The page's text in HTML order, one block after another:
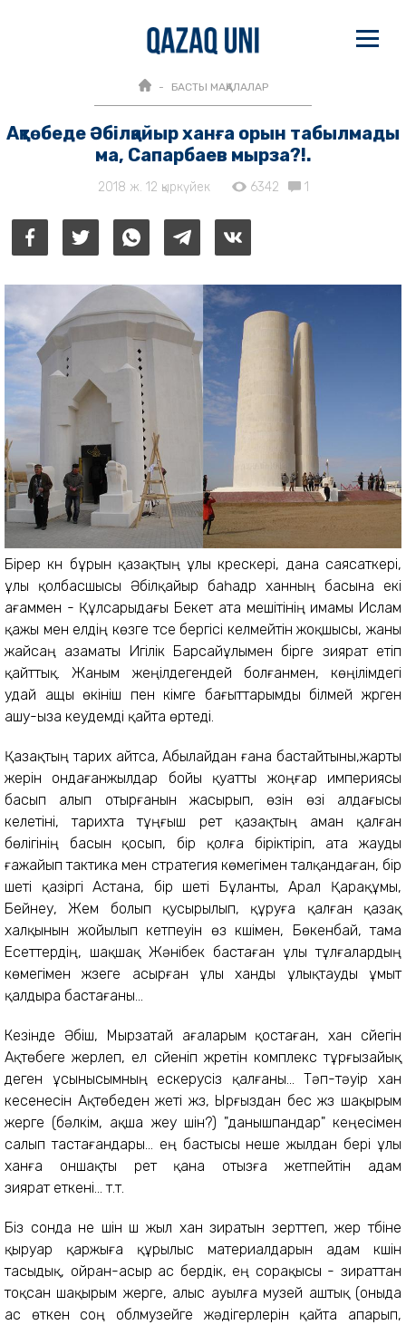
БАСТЫ МАҚАЛАЛАР
Ақтөбеде Әбілқайыр ханға орын табылмады
ма, Сапарбаев мырза?!.
2018 ж. 12 қыркүйек 6342 1
Бірер күн бұрын қазақтың ұлы күрескері, дана саясаткері,
ұлы қолбасшысы Әбілқайыр баһадүр ханның басына екі
ағаммен - Құлсарыдағы Бекет ата мешітінің имамы Ислам
қажы мен елдің көзге түсе бергісі келмейтін жоқшысы, жаны
жайсаң азаматы Игілік Барсайұлымен бірге зиярат етіп
қайттық. Жаным жеңілдегендей болғанмен, көңілімдегі
удай ащы өкініш пен кімге бағыттарымды білмей жүрген
ашу-ыза кеудемді қайта өртеді.
Қазақтың тарих айтса, Абылайдан ғана бастайтыны,жарты
жерін ондағанжылдар бойы қуатты жоңғар империясы
басып алып отырғанын жасырып, өзін өзі алдағысы
келетіні, тарихта тұңғыш рет қазақтың аман қалған
бөлігінің басын қосып, бір қолға біріктіріп, ата жауды
ғажайып тактика мен стратегия көмегімен талқандаған, бір
шеті қазіргі Астана, бір шеті Бұланты, Арал Қарақұмы,
Бейнеу, Жем болып қусырылып, құруға қалған қазақ
халқынын жойылып кетпеуін өз күшімен, Бөкенбай, тама
Есеттердің, шақшақ Жәнібек бастаған ұлы тұлғалардың
көмегімен жүзеге асырған ұлы ханды ұлықтауды ұмыт
қалдыра бастағаны...
Кезінде Әбіш, Мырзатай ағаларым қостаған, хан сүйегін
Ақтөбеге жерлеп, ел сүйеніп жүретін комплекс тұрғызайық
деген ұсынысымның ескерусіз қалғаны... Тәп-тәуір хан
кесенесін Ақтөбеден жеті жүз, Ырғыздан бес жүз шақырым
жерге (бәлкім, ақша жеу үшін?) "данышпандар" кеңесімен
салып тастағандары... ең бастысы неше жылдан бері ұлы
ханға оншақты рет қана отызға жетпейтін адам
зиярат еткені... т.т.
Біз сонда не үшін үш жыл хан зиратын зерттеп, жер түбіне
қыруар қаржыға құрылыс материалдарын адам күшін
тасыдық, ойран-асыр ас бердік, ең сорақысы - зираттан
тоқсан шақырым жерге, алыс ауылға музей аштық (оныда
ас өткен соң облмузейге жәдігерлерін қайта апарып,